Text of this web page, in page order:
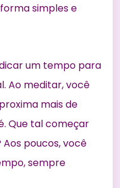
simples e
um tempo para
Ao meditar, você
mais de
Que tal começar
poucos, você
sempre